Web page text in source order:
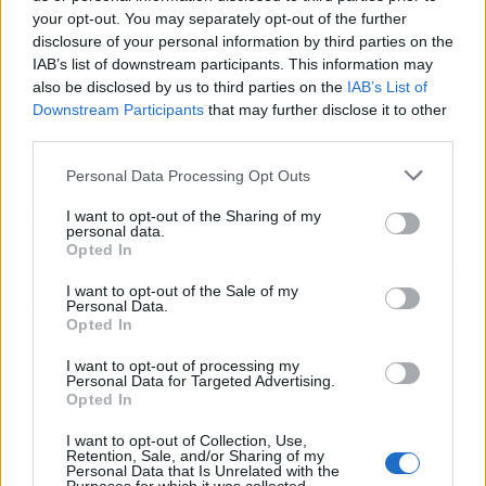
your opt-out. You may separately opt-out of the further
disclosure of your personal information by third parties on the
IAB’s list of downstream participants. This information may
also be disclosed by us to third parties on the IAB’s List of
Downstream Participants that may further disclose it to other
Personal Data Processing Opt Outs
I want to opt-out of the Sharing of my
personal data.
Opted In
I want to opt-out of the Sale of my
Personal Data.
Opted In
I want to opt-out of processing my
Personal Data for Targeted Advertising.
Opted In
I want to opt-out of Collection, Use,
Retention, Sale, and/or Sharing of my
Personal Data that Is Unrelated with the
Otras propuestas para la descarbonización del
ambiente se basan en el uso de biomasa, como
baterías para almacenar energía de fuentes
renovables intermitentes, y la producción de
El mensaje de Ruiz Figueroa y su equipo de
EcoAutomatismos para el próximo evento es de
educación y concienciación sobre la